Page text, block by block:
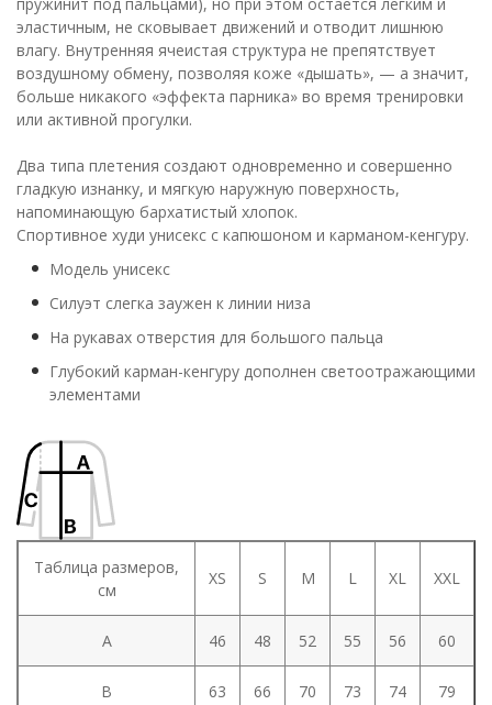
эластичным, не сковывает движений и отводит лишнюю
влагу. Внутренняя ячеистая структура не препятствует
воздушному обмену, позволяя коже «дышать», — а значит,
больше никакого «эффекта парника» во время тренировки
или активной прогулки.
Два типа плетения создают одновременно и совершенно
гладкую изнанку, и мягкую наружную поверхность,
напоминающую бархатистый хлопок.
Спортивное худи унисекс с капюшоном и карманом-кенгуру.
Модель унисекс
Силуэт слегка заужен к линии низа
На рукавах отверстия для большого пальца
Глубокий карман-кенгуру дополнен светоотражающими
элементами
Таблица размеров,
см
XS S M L XL XXL
A 46 48 52 55 56 60
B 63 66 70 73 74 79